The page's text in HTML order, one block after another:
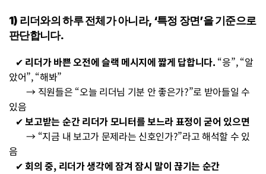
1) 리더와의 하루 전체가 아니라, ‘특정 장면’을 기준으로
판단합니다.
   ✔
리더가 바쁜 오전에 슬랙 메시지에 짧게 답합니다. “응”, “알
았어”, “해봐”
        → 직원들은 “오늘 리더님 기분 안 좋은가?”로 받아들일 수
있음
   ✔
보고받는 순간 리더가 모니터를 보느라 표정이 굳어 있으면
        → “지금 내 보고가 문제라는 신호인가?”라고 해석할 수 있
음
   ✔
회의 중, 리더가 생각에 잠겨 잠시 말이 끊기는 순간